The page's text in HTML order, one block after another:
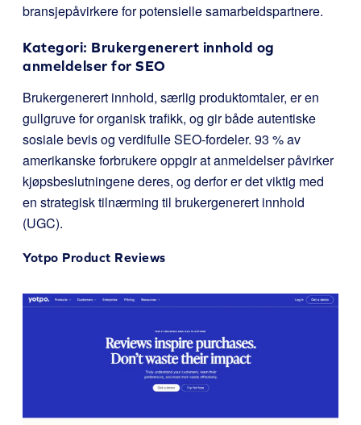
bransjepåvirkere for potensielle samarbeidspartnere.
Kategori: Brukergenerert innhold og
anmeldelser for SEO
Brukergenerert innhold, særlig produktomtaler, er en
gullgruve for organisk trafikk, og gir både autentiske
sosiale bevis og verdifulle SEO-fordeler. 93 % av
amerikanske forbrukere oppgir at anmeldelser påvirker
kjøpsbeslutningene deres, og derfor er det viktig med
en strategisk tilnærming til brukergenerert innhold
(UGC).
Yotpo Product Reviews